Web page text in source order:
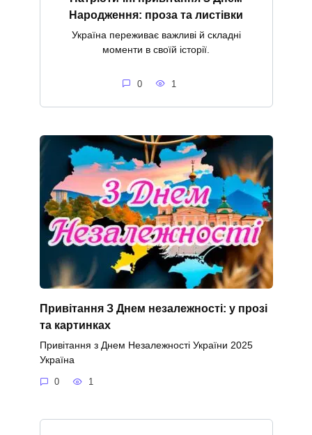
Народження: проза та листівки
Україна переживає важливі й складні
моменти в своїй історії.
0 1
Привітання З Днем незалежності: у прозі
та картинках
Привітання з Днем Незалежності України 2025
Україна
0 1